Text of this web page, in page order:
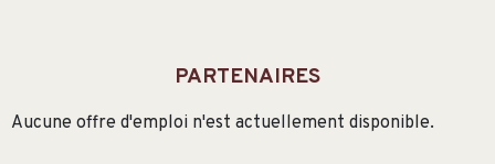
PARTENAIRES
Aucune offre d'emploi n'est actuellement disponible.